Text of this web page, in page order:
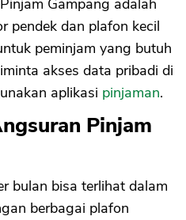
Gampang adalah
pendek dan plafon kecil
peminjam yang butuh
akses data pribadi di
aplikasi pinjaman.
Pinjam
bulan bisa terlihat dalam
berbagai plafon